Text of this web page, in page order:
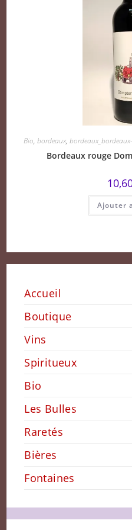
Bio, bordeaux,
Bordeaux rouge
Ajouter
Accueil
Boutique
Vins
Spiritueux
Bio
Les Bulles
Raretés
Bières
Fontaines